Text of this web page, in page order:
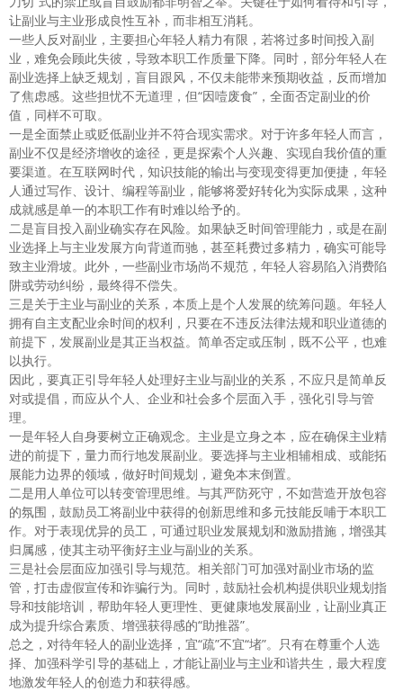
让副业与主业形成良性互补，而非相互消耗。
一些人反对副业，主要担心年轻人精力有限，若将过多时间投入副
业，难免会顾此失彼，导致本职工作质量下降。同时，部分年轻人在
副业选择上缺乏规划，盲目跟风，不仅未能带来预期收益，反而增加
了焦虑感。这些担忧不无道理，但“因噎废食”，全面否定副业的价
值，同样不可取。
一是全面禁止或贬低副业并不符合现实需求。对于许多年轻人而言，
副业不仅是经济增收的途径，更是探索个人兴趣、实现自我价值的重
要渠道。在互联网时代，知识技能的输出与变现变得更加便捷，年轻
人通过写作、设计、编程等副业，能够将爱好转化为实际成果，这种
成就感是单一的本职工作有时难以给予的。
二是盲目投入副业确实存在风险。如果缺乏时间管理能力，或是在副
业选择上与主业发展方向背道而驰，甚至耗费过多精力，确实可能导
致主业滑坡。此外，一些副业市场尚不规范，年轻人容易陷入消费陷
阱或劳动纠纷，最终得不偿失。
三是关于主业与副业的关系，本质上是个人发展的统筹问题。年轻人
拥有自主支配业余时间的权利，只要在不违反法律法规和职业道德的
前提下，发展副业是其正当权益。简单否定或压制，既不公平，也难
以执行。
因此，要真正引导年轻人处理好主业与副业的关系，不应只是简单反
对或提倡，而应从个人、企业和社会多个层面入手，强化引导与管
理。
一是年轻人自身要树立正确观念。主业是立身之本，应在确保主业精
进的前提下，量力而行地发展副业。要选择与主业相辅相成、或能拓
展能力边界的领域，做好时间规划，避免本末倒置。
二是用人单位可以转变管理思维。与其严防死守，不如营造开放包容
的氛围，鼓励员工将副业中获得的创新思维和多元技能反哺于本职工
作。对于表现优异的员工，可通过职业发展规划和激励措施，增强其
归属感，使其主动平衡好主业与副业的关系。
三是社会层面应加强引导与规范。相关部门可加强对副业市场的监
管，打击虚假宣传和诈骗行为。同时，鼓励社会机构提供职业规划指
导和技能培训，帮助年轻人更理性、更健康地发展副业，让副业真正
成为提升综合素质、增强获得感的“助推器”。
总之，对待年轻人的副业选择，宜“疏”不宜“堵”。只有在尊重个人选
择、加强科学引导的基础上，才能让副业与主业和谐共生，最大程度
地激发年轻人的创造力和获得感。